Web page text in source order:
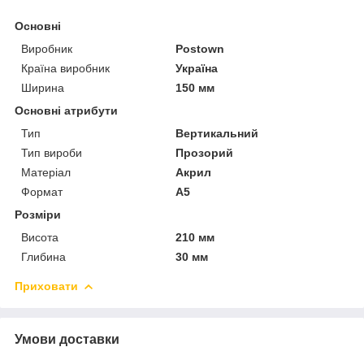
Основні
Виробник
Postown
Країна виробник
Україна
Ширина
150 мм
Основні атрибути
Тип
Вертикальний
Тип вироби
Прозорий
Матеріал
Акрил
Формат
A5
Розміри
Висота
210 мм
Глибина
30 мм
Приховати
Умови доставки